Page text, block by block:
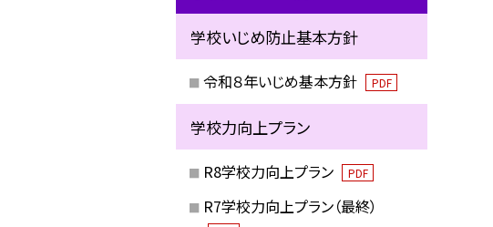
学校いじめ防止基本方針
令和８年いじめ基本方針 PDF
学校力向上プラン
R8学校力向上プラン PDF
R7学校力向上プラン（最終）